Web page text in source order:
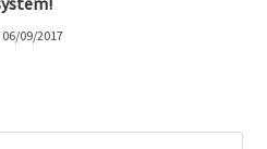
06/09/2017